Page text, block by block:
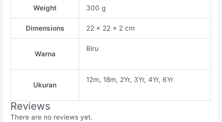
Weight
300 g
Dimensions 22 × 22 × 2 cm
Warna
Biru
Ukuran
12m, 18m, 2Yr, 3Yr, 4Yr, 6Yr
Reviews
There are no reviews yet.